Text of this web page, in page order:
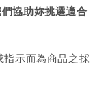
協助妳挑選適合
指示而為商品之採